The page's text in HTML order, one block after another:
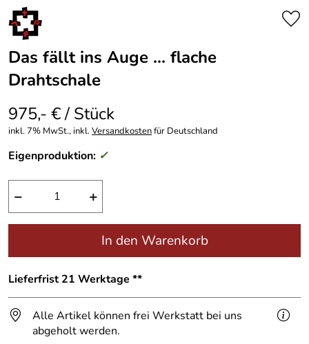
Das fällt ins Auge ... flache
Drahtschale
975,- € / Stück
inkl. 7% MwSt., inkl.Versandkostenfür Deutschland
Eigenproduktion: ✓
− +
In den Warenkorb
Lieferfrist 21 Werktage **
Alle Artikel können frei Werkstatt bei uns
abgeholt werden.